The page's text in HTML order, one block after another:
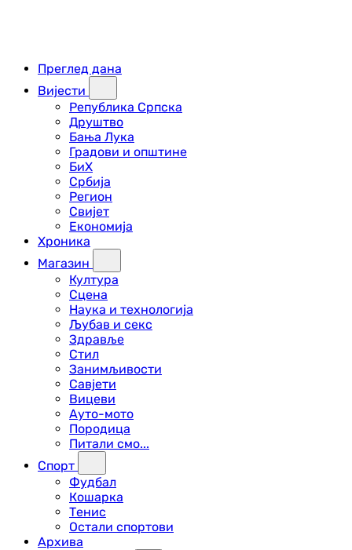
Преглед дана
Вијести
Република Српска
Друштво
Бања Лука
Градови и општине
БиХ
Србија
Регион
Свијет
Економија
Хроника
Магазин
Култура
Сцена
Наука и технологија
Љубав и секс
Здравље
Стил
Занимљивости
Савјети
Вицеви
Ауто-мото
Породица
Питали смо...
Спорт
Фудбал
Кошарка
Тенис
Остали спортови
Архива